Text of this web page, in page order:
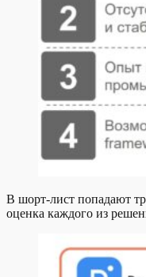
В шорт-лист попадают
оценка каждого из